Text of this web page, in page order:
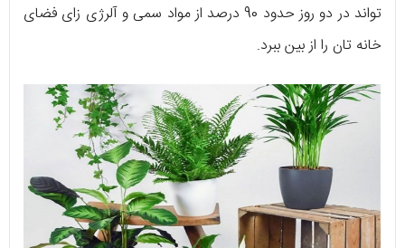
تواند در دو روز حدود 90 درصد از مواد سمی و آلرژی زای فضای
خانه تان را از بین ببرد.